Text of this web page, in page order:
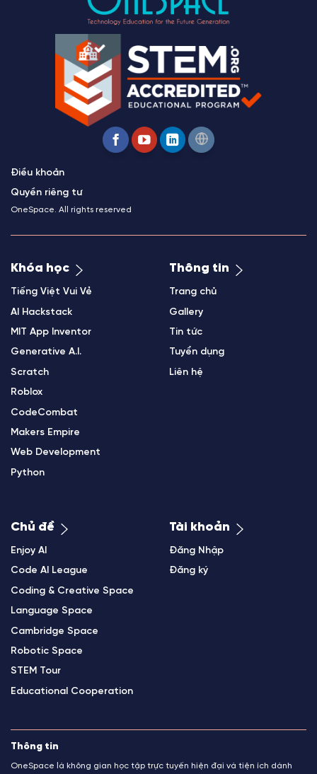
Điều khoản
Quyền riêng tư
OneSpace. All rights reserved
Khóa học
Tiếng Việt Vui Vẻ
AI Hackstack
MIT App Inventor
Generative A.I.
Scratch
Roblox
CodeCombat
Makers Empire
Web Development
Python
Thông tin
Trang chủ
Gallery
Tin tức
Tuyển dụng
Liên hệ
Chủ đề
Enjoy AI
Code AI League
Coding & Creative Space
Language Space
Cambridge Space
Robotic Space
STEM Tour
Educational Cooperation
Tài khoản
Đăng Nhập
Đăng ký
Thông tin
OneSpace là không gian học tập trực tuyến hiện đại và tiện ích dành